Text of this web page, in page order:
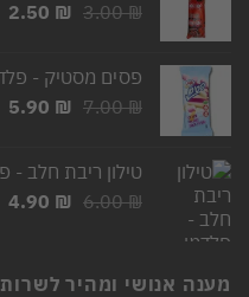
3.00₪
המחיר
3.00 ₪.
2.50 ₪
פסים מסטיק -
7.00₪
המחיר
7.00 ₪.
5.90 ₪
טילון ריבת חלב -
6.00₪
המחיר
6.00 ₪.
4.90 ₪
מענה אנושי ומהיר